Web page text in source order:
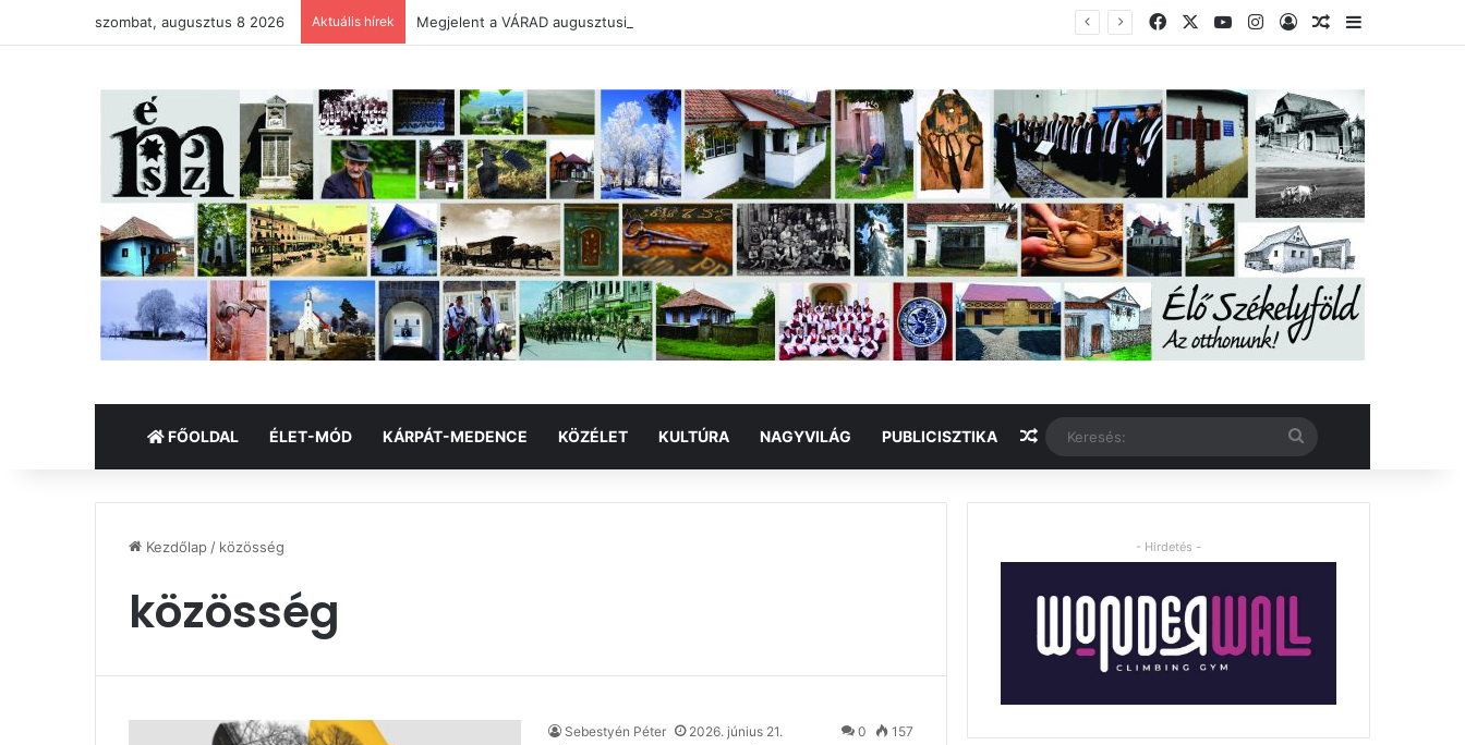
szombat, augusztus 8 2026 Aktuális hírek Megjelent a VÁRAD augusztusi száma FacebookYouTubeInstagram
BelépésVéletlen cikk
Oldalsáv
FŐOLDAL ÉLET-MÓD KÁRPÁT-MEDENCE KÖZÉLET KULTÚRA NAGYVILÁG PUBLICISZTIKA Véletlen cikk Keresés:
Kezdőlap / közösség
közösség
Sebestyén Péter 2026. június 21. 0 157
- Hirdetés -